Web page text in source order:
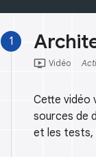
1
ondemand_video Vidéo
Cette vidéo
sources de
et les tests,